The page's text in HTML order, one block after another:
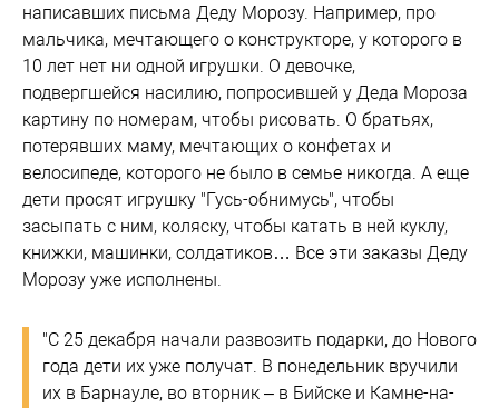
написавших письма Деду Морозу. Например, про
мальчика, мечтающего о конструкторе, у которого в
10 лет нет ни одной игрушки. О девочке,
подвергшейся насилию, попросившей у Деда Мороза
картину по номерам, чтобы рисовать. О братьях,
потерявших маму, мечтающих о конфетах и
велосипеде, которого не было в семье никогда. А еще
дети просят игрушку "Гусь-обнимусь", чтобы
засыпать с ним, коляску, чтобы катать в ней куклу,
книжки, машинки, солдатиков… Все эти заказы Деду
Морозу уже исполнены.
"С 25 декабря начали развозить подарки, до Нового
года дети их уже получат. В понедельник вручили
их в Барнауле, во вторник – в Бийске и Камне-на-